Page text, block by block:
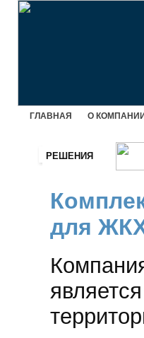
ГЛАВНАЯ О КОМПАНИИ
РЕШЕНИЯ
для